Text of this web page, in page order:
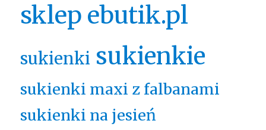
sklep ebutik.pl
sukienki sukienkie
sukienki maxi z falbanami
sukienki na jesień